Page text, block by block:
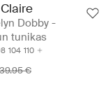
Dobby -
tunikas
104 110
39.95 €